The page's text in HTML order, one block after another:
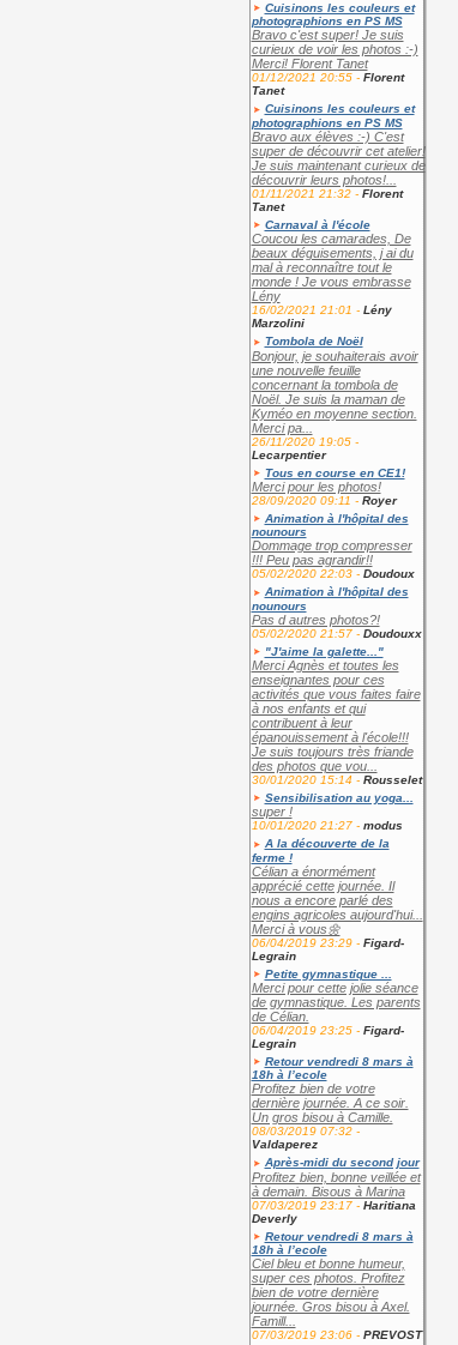
Cuisinons les couleurs et
photographions en PS MS
Bravo c'est super! Je suis
curieux de voir les photos :-)
Merci! Florent Tanet
01/12/2021 20:55 - Florent
Tanet
Cuisinons les couleurs et
photographions en PS MS
Bravo aux élèves :-) C'est
super de découvrir cet atelier!
Je suis maintenant curieux de
découvrir leurs photos!...
01/11/2021 21:32 - Florent
Tanet
Carnaval à l'école
Coucou les camarades, De
beaux déguisements, j ai du
mal à reconnaître tout le
monde ! Je vous embrasse
Lény
16/02/2021 21:01 - Lény
Marzolini
Tombola de Noël
Bonjour, je souhaiterais avoir
une nouvelle feuille
concernant la tombola de
Noël. Je suis la maman de
Kyméo en moyenne section.
Merci pa...
26/11/2020 19:05 -
Lecarpentier
Tous en course en CE1!
Merci pour les photos!
28/09/2020 09:11 - Royer
Animation à l'hôpital des
nounours
Dommage trop compresser
!!! Peu pas agrandir!!
05/02/2020 22:03 - Doudoux
Animation à l'hôpital des
nounours
Pas d autres photos?!
05/02/2020 21:57 - Doudouxx
"J'aime la galette..."
Merci Agnès et toutes les
enseignantes pour ces
activités que vous faites faire
à nos enfants et qui
contribuent à leur
épanouissement à l'école!!!
Je suis toujours très friande
des photos que vou...
30/01/2020 15:14 - Rousselet
Sensibilisation au yoga...
super !
10/01/2020 21:27 - modus
A la découverte de la
ferme !
Célian a énormément
apprécié cette journée. Il
nous a encore parlé des
engins agricoles aujourd'hui...
Merci à vous🌼
06/04/2019 23:29 - Figard-
Legrain
Petite gymnastique ...
Merci pour cette jolie séance
de gymnastique. Les parents
de Célian.
06/04/2019 23:25 - Figard-
Legrain
Retour vendredi 8 mars à
18h à l’ecole
Profitez bien de votre
dernière journée. A ce soir.
Un gros bisou à Camille.
08/03/2019 07:32 -
Valdaperez
Après-midi du second jour
Profitez bien, bonne veillée et
à demain. Bisous à Marina
07/03/2019 23:17 - Haritiana
Deverly
Retour vendredi 8 mars à
18h à l’ecole
Ciel bleu et bonne humeur,
super ces photos. Profitez
bien de votre dernière
journée. Gros bisou à Axel.
Famill...
07/03/2019 23:06 - PREVOST